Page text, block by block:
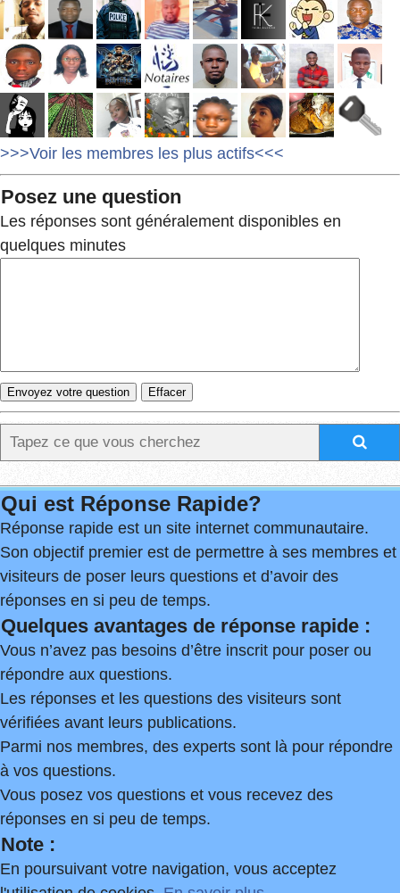
>>>Voir les membres les plus actifs<<<
Posez une question
Les réponses sont généralement disponibles en
quelques minutes
Qui est Réponse Rapide?
Réponse rapide est un site internet communautaire.
Son objectif premier est de permettre à ses membres et
visiteurs de poser leurs questions et d’avoir des
réponses en si peu de temps.
Quelques avantages de réponse rapide :
Vous n’avez pas besoins d’être inscrit pour poser ou
répondre aux questions.
Les réponses et les questions des visiteurs sont
vérifiées avant leurs publications.
Parmi nos membres, des experts sont là pour répondre
à vos questions.
Vous posez vos questions et vous recevez des
réponses en si peu de temps.
Note :
En poursuivant votre navigation, vous acceptez